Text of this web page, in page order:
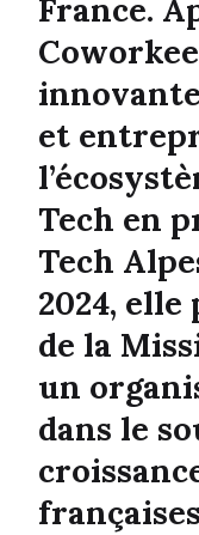
France.
et
Tech en
Tech
2024,
de la
un
dans le